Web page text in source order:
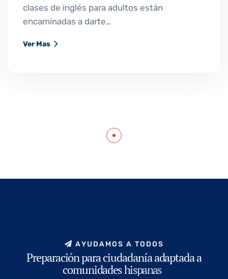
clases de inglés para adultos están
encaminadas a darte…
Ver Mas
AYU DAMOS A TO DOS
Preparaciónparaciudadaníaadaptadaa
comunidades hispanas